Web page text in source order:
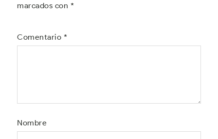
marcados con *
Comentario *
Nombre